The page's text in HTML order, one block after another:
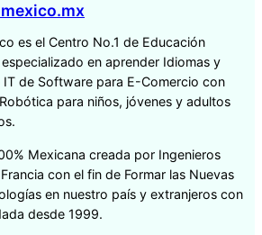
es el Centro No.1 de Educación
en aprender Idiomas y
de Software para E-Comercio con
para niños, jóvenes y adultos
Mexicana creada por Ingenieros
con el fin de Formar las Nuevas
en nuestro país y extranjeros con
desde 1999.